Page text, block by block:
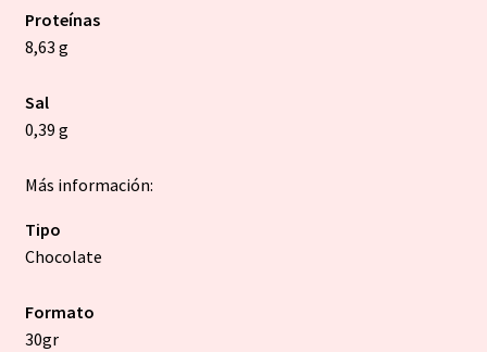
Proteínas
8,63 g
Sal
0,39 g
Más información:
Tipo
Chocolate
Formato
30gr